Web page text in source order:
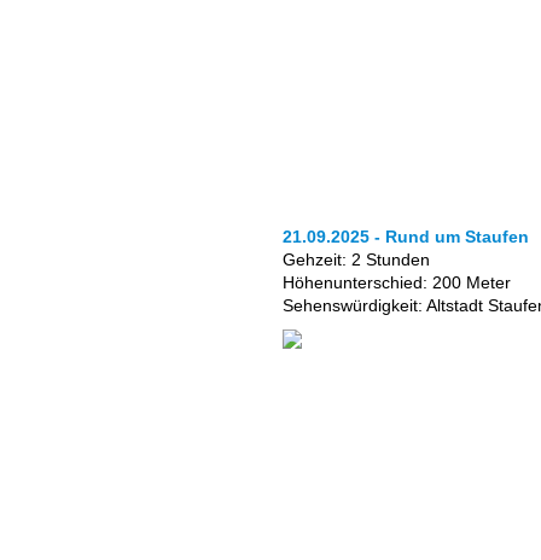
21.09.2025 - Rund um Staufen
Gehzeit: 2 Stunden
Höhenunterschied: 200 Meter
Sehenswürdigkeit: Altstadt